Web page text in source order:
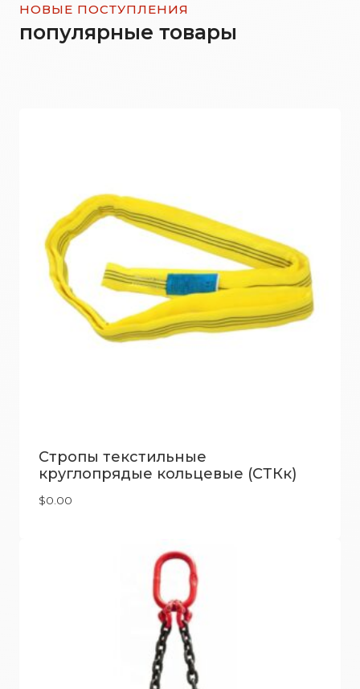
НОВЫЕ ПОСТУПЛЕНИЯ
популярные товары
Стропы текстильные
круглопрядые кольцевые (СТКк)
$0.00